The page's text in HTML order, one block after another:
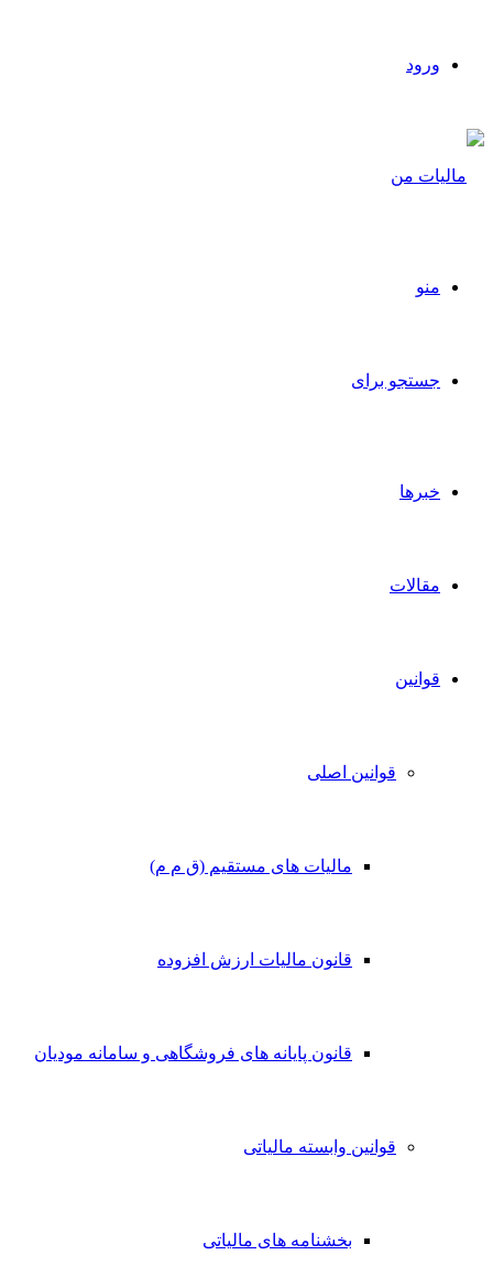
ورود
منو
جستجو برای
خبرها
مقالات
قوانین
قوانین اصلی
مالیات های مستقیم (ق م م)
قانون مالیات ارزش افزوده
قانون پایانه های فروشگاهی و سامانه مودیان
قوانین وابسته مالیاتی
بخشنامه های مالیاتی